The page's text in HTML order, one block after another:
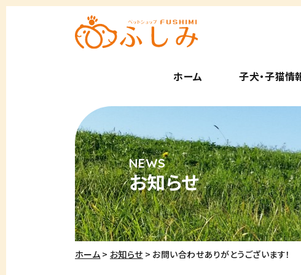
ホーム 子犬・子猫情
お知らせ
ホーム お知らせ お問い合わせありがとうございます！